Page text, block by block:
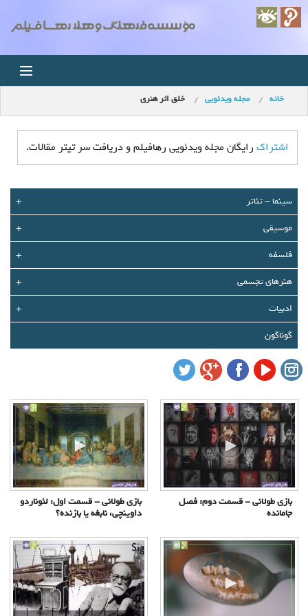
خانه
فروشگاه
مجله ویدئویی
کودک
درباره ما
تماس با ما
سبد خرید شما خالی است
سبد خرید
ورود
عضویت
خانه مجله ویدئویی خلق اثر هنری
اشتراک رایگان مجله ویدئویی رهافیلم و دریافت سر تیتر مقالات.
سينما - تئاتر
+
موسیقی
+
فلسفه
+
هنرهای تجسمی
+
ادبیات
+
گوناگون
بازی طولانی - قسمت دوم: فصل
جامانده
بازی طولانی - قسمت اول: لئوناردو
داوینچی، نابغه یا بازنده؟